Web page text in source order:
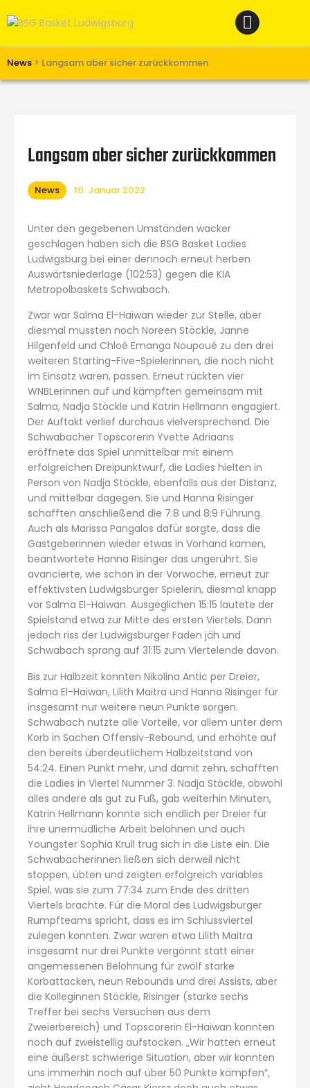
News > Langsam aber sicher zurückkommen
Verein
Unterstützen
Links
Langsam aber sicher zurückkommen
News 10. Januar 2022
Unter den gegebenen Umständen wacker
geschlagen haben sich die BSG Basket Ladies
Ludwigsburg bei einer dennoch erneut herben
Auswärtsniederlage (102:53) gegen die KIA
Metropolbaskets Schwabach.
Zwar war Salma El-Haiwan wieder zur Stelle, aber
diesmal mussten noch Noreen Stöckle, Janne
Hilgenfeld und Chloé Emanga Noupoué zu den drei
weiteren Starting-Five-Spielerinnen, die noch nicht
im Einsatz waren, passen. Erneut rückten vier
WNBLerinnen auf und kämpften gemeinsam mit
Salma, Nadja Stöckle und Katrin Hellmann engagiert.
Der Auftakt verlief durchaus vielversprechend. Die
Schwabacher Topscorerin Yvette Adriaans
eröffnete das Spiel unmittelbar mit einem
erfolgreichen Dreipunktwurf, die Ladies hielten in
Person von Nadja Stöckle, ebenfalls aus der Distanz,
und mittelbar dagegen. Sie und Hanna Risinger
schafften anschließend die 7:8 und 8:9 Führung.
Auch als Marissa Pangalos dafür sorgte, dass die
Gastgeberinnen wieder etwas in Vorhand kamen,
beantwortete Hanna Risinger das ungerührt. Sie
avancierte, wie schon in der Vorwoche, erneut zur
effektivsten Ludwigsburger Spielerin, diesmal knapp
vor Salma El-Haiwan. Ausgeglichen 15:15 lautete der
Spielstand etwa zur Mitte des ersten Viertels. Dann
jedoch riss der Ludwigsburger Faden jäh und
Schwabach sprang auf 31:15 zum Viertelende davon.
Bis zur Halbzeit konnten Nikolina Antic per Dreier,
Salma El-Haiwan, Lilith Maitra und Hanna Risinger für
insgesamt nur weitere neun Punkte sorgen.
Schwabach nutzte alle Vorteile, vor allem unter dem
Korb in Sachen Offensiv-Rebound, und erhöhte auf
den bereits überdeutlichem Halbzeitstand von
54:24. Einen Punkt mehr, und damit zehn, schafften
die Ladies in Viertel Nummer 3. Nadja Stöckle, obwohl
alles andere als gut zu Fuß, gab weiterhin Minuten,
Katrin Hellmann konnte sich endlich per Dreier für
ihre unermüdliche Arbeit belohnen und auch
Youngster Sophia Krull trug sich in die Liste ein. Die
Schwabacherinnen ließen sich derweil nicht
stoppen, übten und zeigten erfolgreich variables
Spiel, was sie zum 77:34 zum Ende des dritten
Viertels brachte. Für die Moral des Ludwigsburger
Rumpfteams spricht, dass es im Schlussviertel
zulegen konnten. Zwar waren etwa Lilith Maitra
insgesamt nur drei Punkte vergönnt statt einer
angemessenen Belohnung für zwölf starke
Korbattacken, neun Rebounds und drei Assists, aber
die Kolleginnen Stöckle, Risinger (starke sechs
Treffer bei sechs Versuchen aus dem
Zweierbereich) und Topscorerin El-Haiwan konnten
noch auf zweistellig aufstocken. „Wir hatten erneut
eine äußerst schwierige Situation, aber wir konnten
uns immerhin noch auf über 50 Punkte kämpfen“,